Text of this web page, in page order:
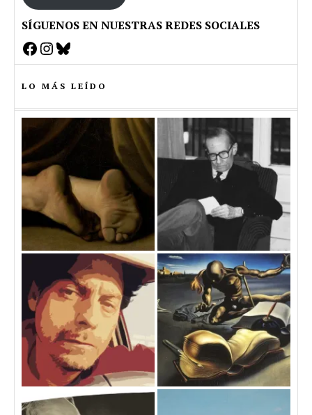
SÍGUENOS EN NUESTRAS REDES SOCIALES
Facebook
Instagram
Bluesky
LO MÁS LEÍDO